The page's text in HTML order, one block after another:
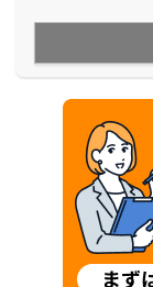
し、地上からだ
とで、2階部分
シミュレーショ
然やご近所と共
かいところまで
見の価値ありで